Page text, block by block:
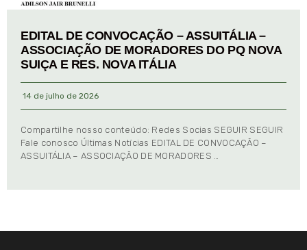
EDITAL DE CONVOCAÇÃO – ASSUITÁLIA –
ASSOCIAÇÃO DE MORADORES DO PQ NOVA
SUIÇA E RES. NOVA ITÁLIA
14 de julho de 2026
Compartilhe nosso conteúdo: Redes Socias SEGUIR SEGUIR
Fale conosco Últimas Notícias EDITAL DE CONVOCAÇÃO –
ASSUITÁLIA – ASSOCIAÇÃO DE MORADORES …